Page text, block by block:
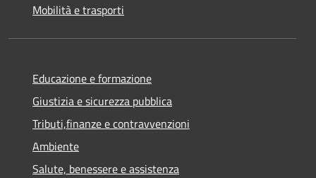
Mobilità e trasporti
Educazione e formazione
Giustizia e sicurezza pubblica
Tributi,finanze e contravvenzioni
Ambiente
Salute, benessere e assistenza